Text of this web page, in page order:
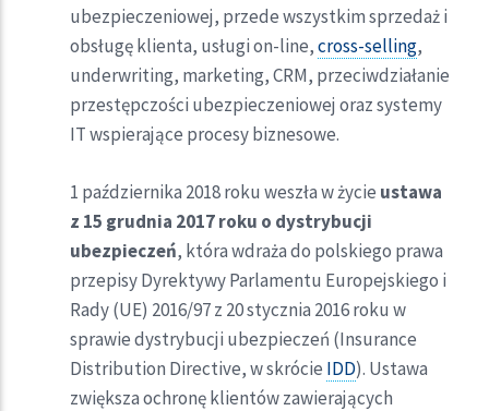
ubezpieczeniowej, przede wszystkim sprzedaż i
obsługę klienta, usługi on-line,cross-selling,
underwriting, marketing, CRM, przeciwdziałanie
przestępczości ubezpieczeniowej oraz systemy
IT wspierające procesy biznesowe.
1 października 2018 roku weszła w życie ustawa
z 15 grudnia 2017 roku o dystrybucji
ubezpieczeń, która wdraża do polskiego prawa
przepisy Dyrektywy Parlamentu Europejskiego i
Rady (UE) 2016/97 z 20 stycznia 2016 roku w
sprawie dystrybucji ubezpieczeń (Insurance
Distribution Directive, w skrócie IDD). Ustawa
zwiększa ochronę klientów zawierających